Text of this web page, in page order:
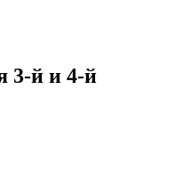
3-й и 4-й